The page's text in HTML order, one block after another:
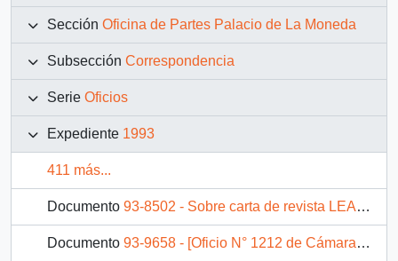
Sección Oficina de Partes Palacio de La Moneda
Subsección Correspondencia
Serie Oficios
Expediente 1993
411 más...
Documento 93-8502 - Sobre carta de revista LEADER'S
Documento 93-9658 - [Oficio N° 1212 de Cámara de Diputados, informa aprobación de proyecto de ley]